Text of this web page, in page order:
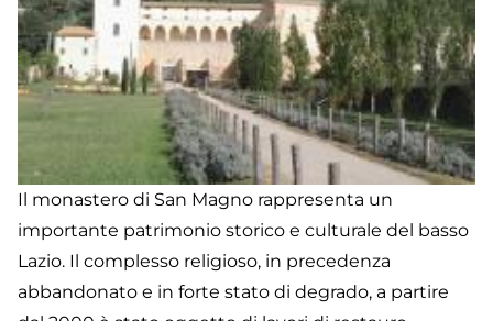
Il monastero di San Magno rappresenta un
importante patrimonio storico e culturale del basso
Lazio. Il complesso religioso, in precedenza
abbandonato e in forte stato di degrado, a partire